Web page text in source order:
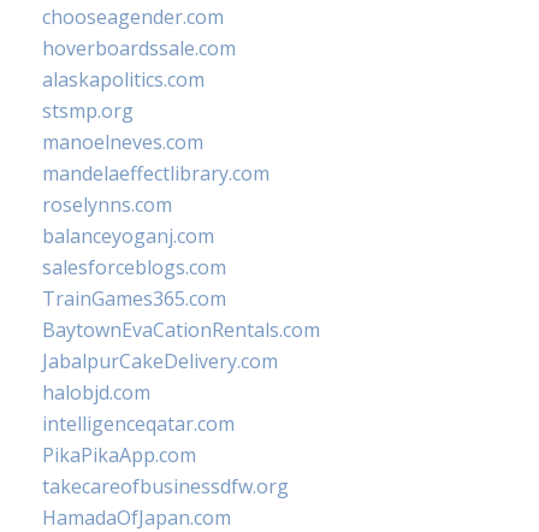
chooseagender.com
hoverboardssale.com
alaskapolitics.com
stsmp.org
manoelneves.com
mandelaeffectlibrary.com
roselynns.com
balanceyoganj.com
salesforceblogs.com
TrainGames365.com
BaytownEvaCationRentals.com
JabalpurCakeDelivery.com
halobjd.com
intelligenceqatar.com
PikaPikaApp.com
takecareofbusinessdfw.org
HamadaOfJapan.com